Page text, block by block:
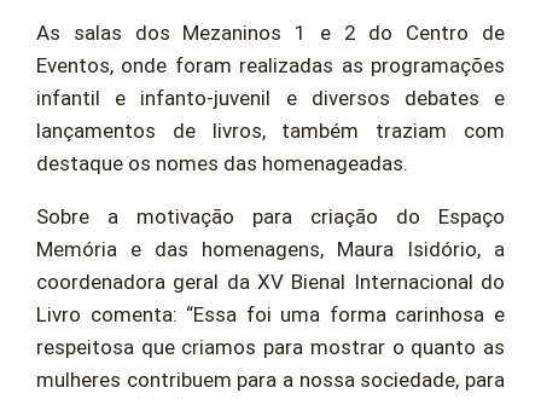
As salas dos Mezaninos 1 e 2 do Centro de
Eventos, onde foram realizadas as programações
infantil e infanto-juvenil e diversos debates e
lançamentos de livros, também traziam com
destaque os nomes das homenageadas.
Sobre a motivação para criação do Espaço
Memória e das homenagens, Maura Isidório, a
coordenadora geral da XV Bienal Internacional do
Livro comenta: “Essa foi uma forma carinhosa e
respeitosa que criamos para mostrar o quanto as
mulheres contribuem para a nossa sociedade, para